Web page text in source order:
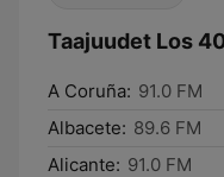
Taajuudet Los
A Coruña: 91.0 FM
Albacete: 89.6 FM
Alicante: 91.0 FM